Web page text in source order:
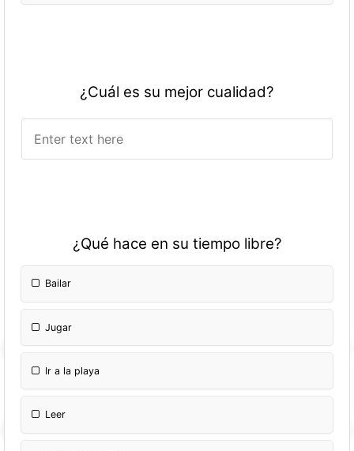
¿Cuál es su mejor cualidad?
¿Qué hace en su tiempo libre?
Bailar
Jugar
Ir a la playa
Leer